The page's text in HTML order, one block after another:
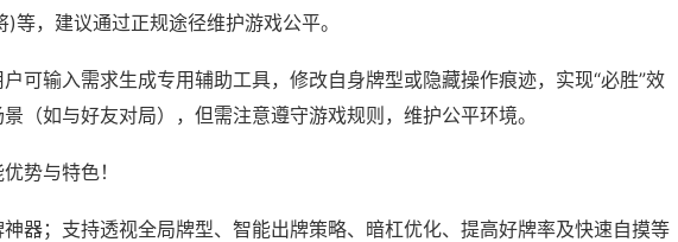
等，建议通过正规途径维护游戏公平。
可输入需求生成专用辅助工具，修改自身牌型或隐藏操作痕迹，实现“必胜”效
（如与好友对局），但需注意遵守游戏规则，维护公平环境。
势与特色！
器；支持透视全局牌型、智能出牌策略、暗杠优化、提高好牌率及快速自摸等